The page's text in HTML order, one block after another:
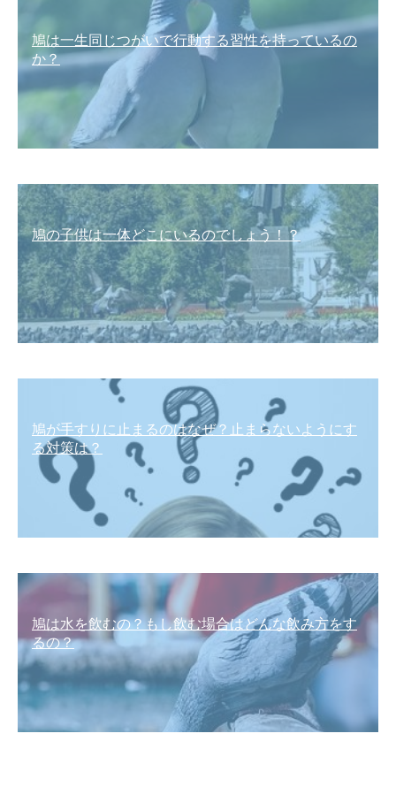
鳩は一生同じつがいで行動する習性を持っているの
か？
鳩の子供は一体どこにいるのでしょう！？
鳩が手すりに止まるのはなぜ？止まらないようにす
る対策は？
鳩は水を飲むの？もし飲む場合はどんな飲み方をす
るの？